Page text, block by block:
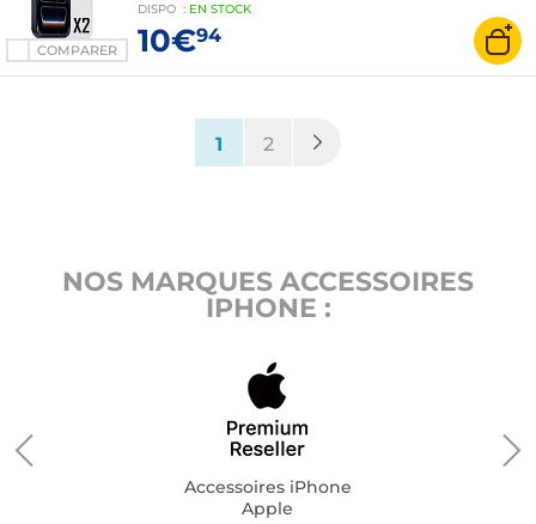
COMPARER
DISPO : EN STOCK
10€94
1 (current)
2
NOS MARQUES ACCESSOIRES
IPHONE :
Accessoires iPhone
Apple